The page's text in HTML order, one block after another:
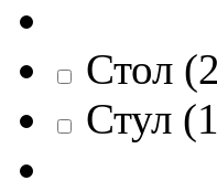
Стол (2
Стул (1